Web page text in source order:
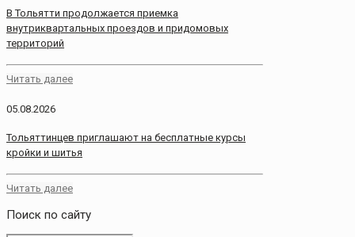
В Тольятти продолжается приемка
внутриквартальных проездов и придомовых
территорий
Читать далее
05.08.2026
Тольяттинцев приглашают на бесплатные курсы
кройки и шитья
Читать далее
Поиск по сайту